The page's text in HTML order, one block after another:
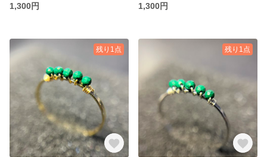
1,300円
1,300円
残り1点 残り1点